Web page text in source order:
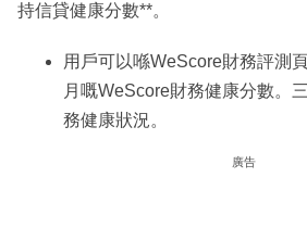
持信貸健康分數**。
用戶可以喺WeScore財務評測
月嘅WeScore財務健康分數。
務健康狀況。
廣告